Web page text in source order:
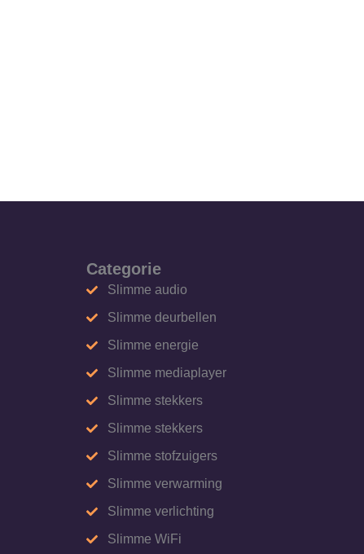
Categorie
Slimme audio
Slimme deurbellen
Slimme energie
Slimme mediaplayer
Slimme stekkers
Slimme stekkers
Slimme stofzuigers
Slimme verwarming
Slimme verlichting
Slimme WiFi